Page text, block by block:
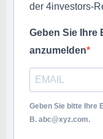
der 4investors-
Geben Sie Ihre
anzumelden
Geben Sie bitte Ihre
B. abc@xyz.com.